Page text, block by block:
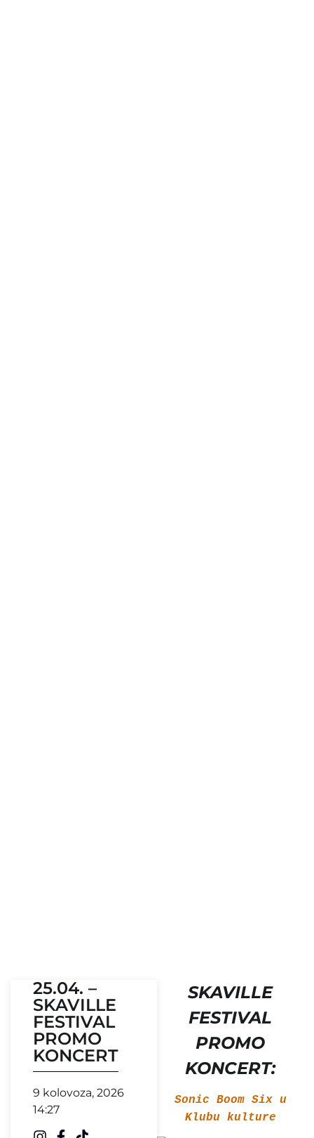
SKAVILLE
FESTIVAL
PROMO
KONCERT:
Sonic Boom Six u
Klubu kulture
25.04. –
SKAVILLE
FESTIVAL
PROMO
KONCERT
9 kolovoza, 2026
14:27